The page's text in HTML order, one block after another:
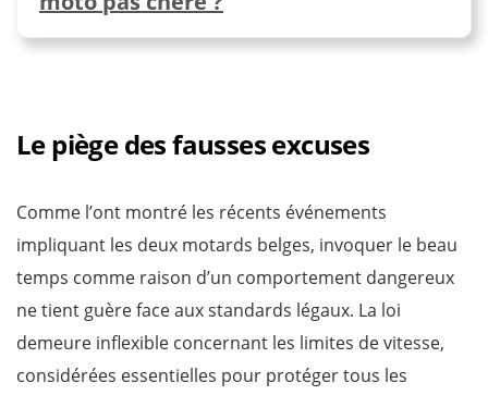
Le piège des fausses excuses
Comme l’ont montré les récents événements
impliquant les deux motards belges, invoquer le beau
temps comme raison d’un comportement dangereux
ne tient guère face aux standards légaux. La loi
demeure inflexible concernant les limites de vitesse,
considérées essentielles pour protéger tous les